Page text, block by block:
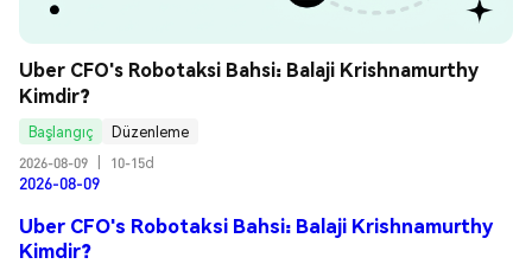
Uber CFO's Robotaksi Bahsi: Balaji Krishnamurthy
Kimdir?
Başlangıç
Düzenleme
2026-08-09
10-15d
2026-08-09
Uber CFO's Robotaksi Bahsi: Balaji Krishnamurthy
Kimdir?